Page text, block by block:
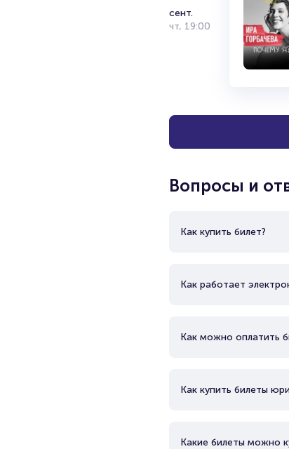
сент.
чт, 19:00
Вопросы и
Как купить билет?
Как работает
Как можно оплатить
Как купить билеты
Какие билеты можно